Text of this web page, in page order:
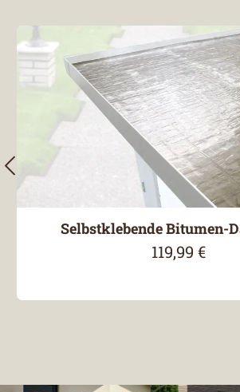
Selbstklebende Bitumen-
Regulärer
119,99 €